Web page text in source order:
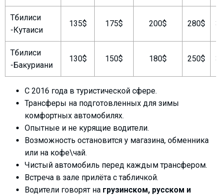
Тбилиси
-Кутаиси
135$ 175$ 200$ 280$
Тбилиси
-Бакуриани
130$ 150$ 180$ 250$
С 2016 года в туристической сфере.
Трансферы на подготовленных для зимы
комфортных автомобилях.
Опытные и не курящие водители.
Возможность остановится у магазина, обменника
или на кофе\чай.
Чистый автомобиль перед каждым трансфером.
Встреча в зале прилёта с табличкой.
Водители говорят на грузинском, русском и
ПРОЖИВАНИЕ
Квартиры
Отели
% Горячие предложения
Долгосрочная аренда
Казбеги
Другое
ГРУЗИЯ
О Грузии